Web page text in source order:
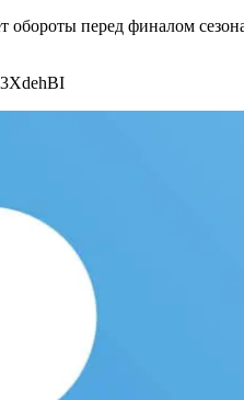
обороты перед финалом